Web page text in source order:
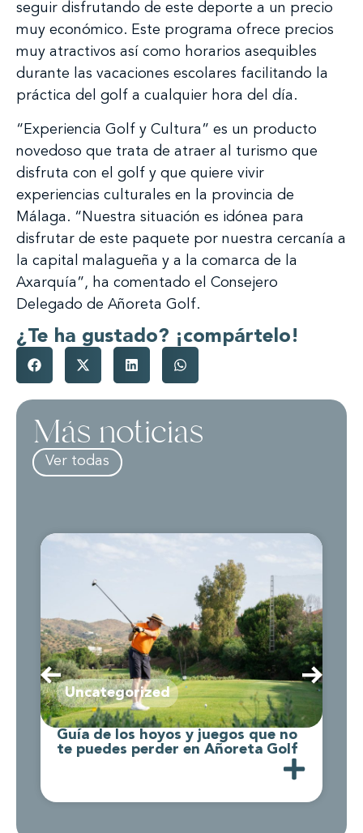
seguir disfrutando de este deporte a un precio
muy económico. Este programa ofrece precios
muy atractivos así como horarios asequibles
durante las vacaciones escolares facilitando la
práctica del golf a cualquier hora del día.
“Experiencia Golf y Cultura” es un producto
novedoso que trata de atraer al turismo que
disfruta con el golf y que quiere vivir
experiencias culturales en la provincia de
Málaga. “Nuestra situación es idónea para
disfrutar de este paquete por nuestra cercanía a
la capital malagueña y a la comarca de la
Axarquía”, ha comentado el Consejero
Delegado de Añoreta Golf.
¿Te ha gustado? ¡compártelo!
Más noticias
Ver todas
Uncategorized
Guía de los hoyos y juegos que no
te puedes perder en Añoreta Golf